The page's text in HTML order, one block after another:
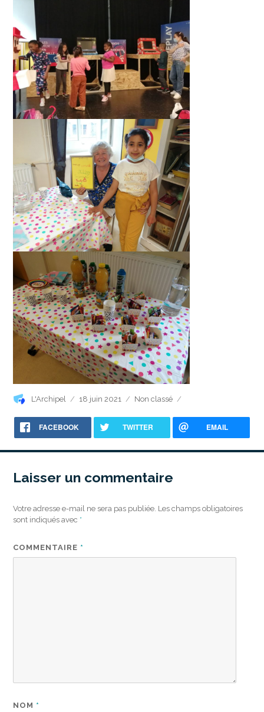
Auteur
L'Archipel
Publié
18 juin 2021 Catégories
Non classé
FACEBOOK TWITTER EMAIL
Laisser un commentaire
Votre adresse e-mail ne sera pas publiée. Les champs obligatoires
sont indiqués avec *
COMMENTAIRE *
NOM *